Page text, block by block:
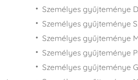
Személyes gyűjteménye
Személyes gyűjteménye
Személyes gyűjteménye
Személyes gyűjteménye
Személyes gyűjteménye